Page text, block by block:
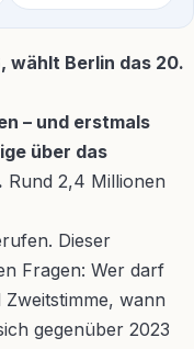
wählt Berlin das 20.
– und erstmals
über das
Rund 2,4 Millionen
Dieser
Fragen: Wer darf
wann
gegenüber 2023